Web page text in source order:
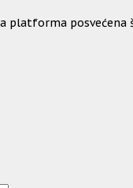
platforma